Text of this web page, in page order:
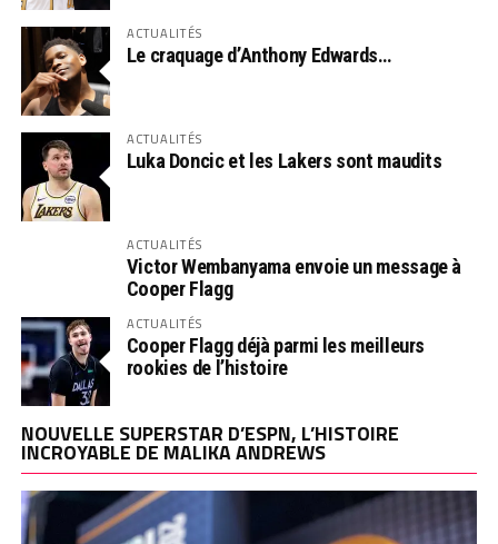
ACTUALITÉS
Le craquage d’Anthony Edwards…
ACTUALITÉS
Luka Doncic et les Lakers sont maudits
ACTUALITÉS
Victor Wembanyama envoie un message à
Cooper Flagg
ACTUALITÉS
Cooper Flagg déjà parmi les meilleurs
rookies de l’histoire
NOUVELLE SUPERSTAR D’ESPN, L’HISTOIRE
INCROYABLE DE MALIKA ANDREWS